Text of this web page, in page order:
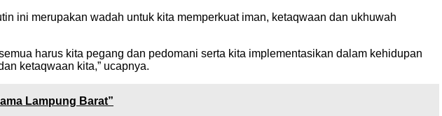
ini merupakan wadah untuk kita memperkuat iman, ketaqwaan dan ukhuwah
harus kita pegang dan pedomani serta kita implementasikan dalam kehidupan
ketaqwaan kita,” ucapnya.
Lampung Barat”